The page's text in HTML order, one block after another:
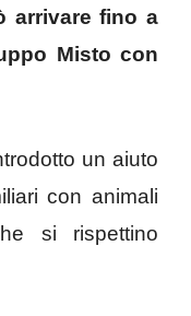
arrivare fino a
Misto con
un aiuto
con animali
si rispettino